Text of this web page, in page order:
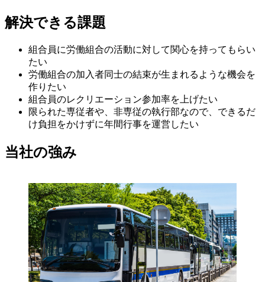
解決できる課題
組合員に労働組合の活動に対して関心を持ってもらい
たい
労働組合の加入者同士の結束が生まれるような機会を
作りたい
組合員のレクリエーション参加率を上げたい
限られた専従者や、非専従の執行部なので、できるだ
け負担をかけずに年間行事を運営したい
当社の強み